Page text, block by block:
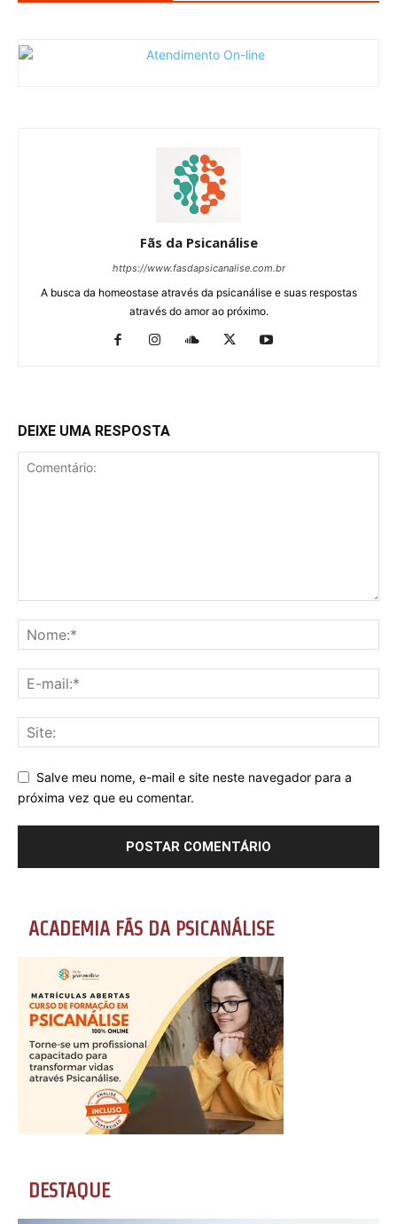
Fãs da Psicanálise
https://www.fasdapsicanalise.com.br
A busca da homeostase através da psicanálise e suas respostas
através do amor ao próximo.
DEIXE UMA RESPOSTA
Salve meu nome, e-mail e site neste navegador para a
próxima vez que eu comentar.
ACADEMIA FÃS DA PSICANÁLISE
DESTAQUE